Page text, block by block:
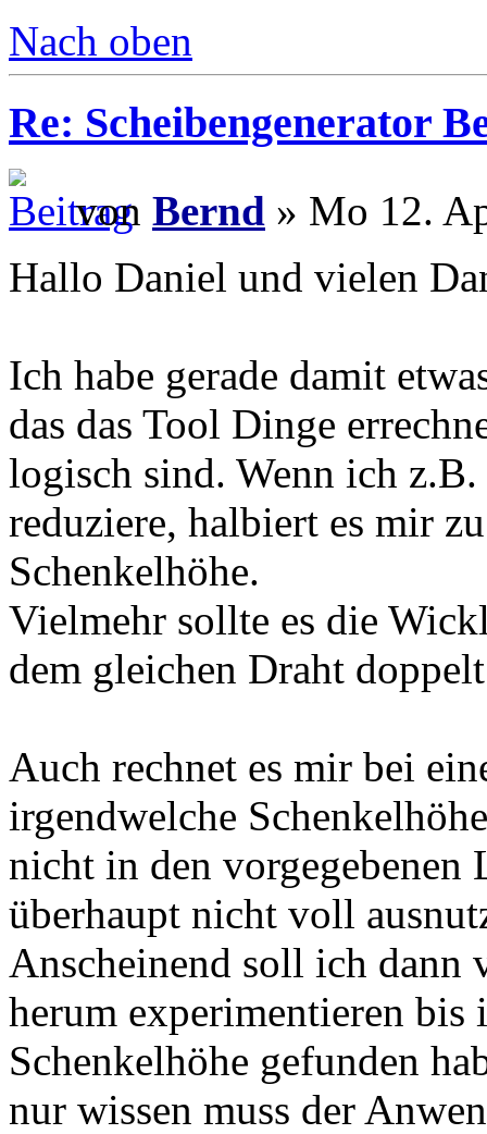
Nach oben
Re: Scheibengenerator
von Bernd » Mo 12.
Hallo Daniel und vielen
Ich habe gerade damit
das das Tool Dinge
logisch sind. Wenn ich
reduziere, halbiert es mir
Schenkelhöhe.
Vielmehr sollte es die
dem gleichen Draht
Auch rechnet es mir bei
irgendwelche
nicht in den vorgegebenen
überhaupt nicht voll
Anscheinend soll ich dann
herum experimentieren bis
Schenkelhöhe gefunden
nur wissen muss der